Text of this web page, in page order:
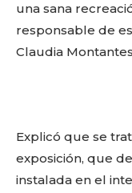
una sana
responsable de
Claudia
Explicó que se
exposición, que
instalada en el